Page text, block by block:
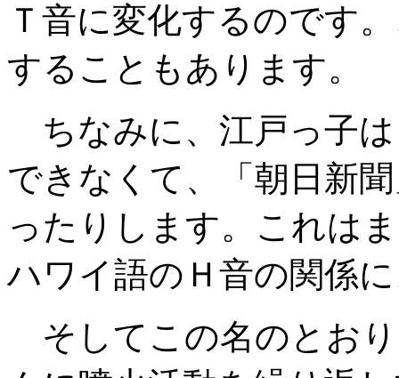
Ｔ音に変化するのです
することもあります。
ちなみに、江戸っ子
できなくて、「朝日新
ったりします。これは
ハワイ語のＨ音の関係
そしてこの名のとお